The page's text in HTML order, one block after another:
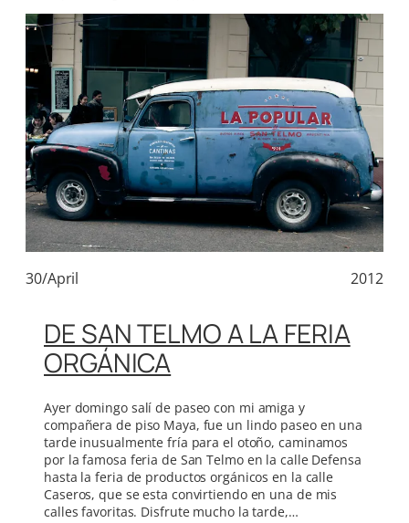
30/April 2012
DE SAN TELMO A LA FERIA
ORGÁNICA
Ayer domingo salí de paseo con mi amiga y
compañera de piso Maya, fue un lindo paseo en una
tarde inusualmente fría para el otoño, caminamos
por la famosa feria de San Telmo en la calle Defensa
hasta la feria de productos orgánicos en la calle
Caseros, que se esta convirtiendo en una de mis
calles favoritas. Disfrute mucho la tarde,…